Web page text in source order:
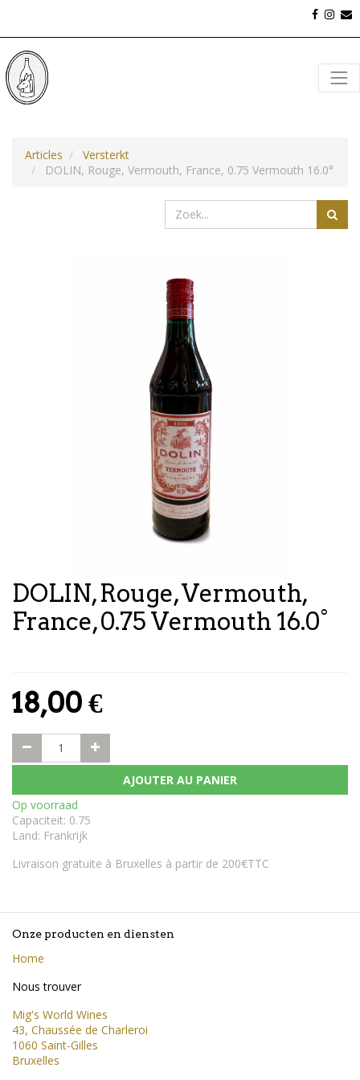
Articles
Versterkt
DOLIN, Rouge, Vermouth, France, 0.75 Vermouth 16.0°
DOLIN, Rouge, Vermouth,
France, 0.75 Vermouth 16.0°
18,00€
AJOUTER AU PANIER
Op voorraad
Capaciteit: 0.75
Land: Frankrijk
Livraison gratuite à Bruxelles à partir de 200€TTC
Onze producten en diensten
Home
Nous trouver
Mig's World Wines
43, Chaussée de Charleroi
1060 Saint-Gilles
Bruxelles